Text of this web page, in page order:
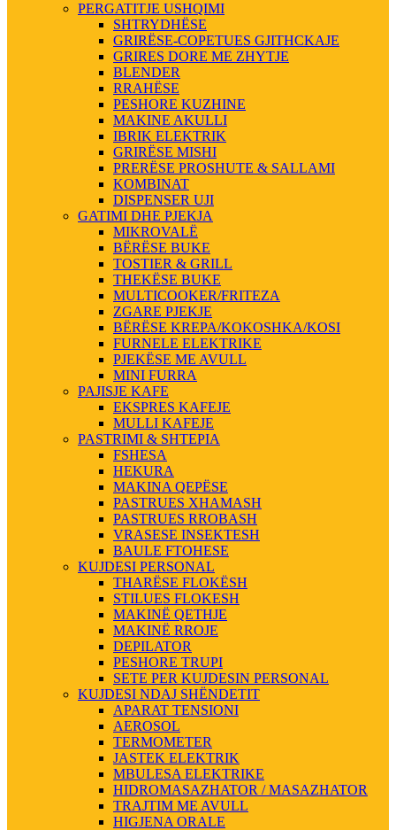
PERGATITJE USHQIMI
SHTRYDHËSE
GRIRËSE-COPETUES GJITHCKAJE
GRIRES DORE ME ZHYTJE
BLENDER
RRAHËSE
PESHORE KUZHINE
MAKINE AKULLI
IBRIK ELEKTRIK
GRIRËSE MISHI
PRERËSE PROSHUTE & SALLAMI
KOMBINAT
DISPENSER UJI
GATIMI DHE PJEKJA
MIKROVALË
BËRËSE BUKE
TOSTIER & GRILL
THEKËSE BUKE
MULTICOOKER/FRITEZA
ZGARE PJEKJE
BËRËSE KREPA/KOKOSHKA/KOSI
FURNELE ELEKTRIKE
PJEKËSE ME AVULL
MINI FURRA
PAJISJE KAFE
EKSPRES KAFEJE
MULLI KAFEJE
PASTRIMI & SHTEPIA
FSHESA
HEKURA
MAKINA QEPËSE
PASTRUES XHAMASH
PASTRUES RROBASH
VRASESE INSEKTESH
BAULE FTOHESE
KUJDESI PERSONAL
THARËSE FLOKËSH
STILUES FLOKESH
MAKINË QETHJE
MAKINË RROJE
DEPILATOR
PESHORE TRUPI
SETE PER KUJDESIN PERSONAL
KUJDESI NDAJ SHËNDETIT
APARAT TENSIONI
AEROSOL
TERMOMETER
JASTEK ELEKTRIK
MBULESA ELEKTRIKE
HIDROMASAZHATOR / MASAZHATOR
TRAJTIM ME AVULL
HIGJENA ORALE